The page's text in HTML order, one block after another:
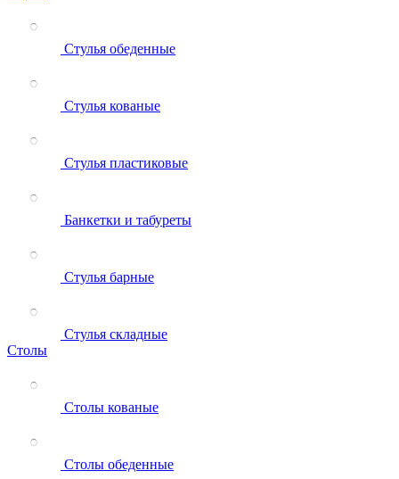
Стулья обеденные
Стулья кованые
Стулья пластиковые
Банкетки и табуреты
Стулья барные
Стулья складные
Столы
Столы кованые
Столы обеденные